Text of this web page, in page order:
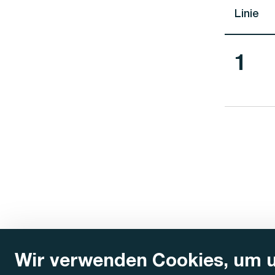
Wir verwenden Cookies, um
Linie
Linie
1